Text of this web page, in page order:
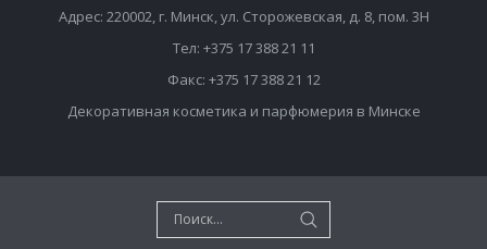
Адрес: 220002, г. Минск, ул. Сторожевская, д. 8, пом. 3Н
Тел: +375 17 388 21 11
Факс: +375 17 388 21 12
Декоративная косметика и парфюмерия в Минске